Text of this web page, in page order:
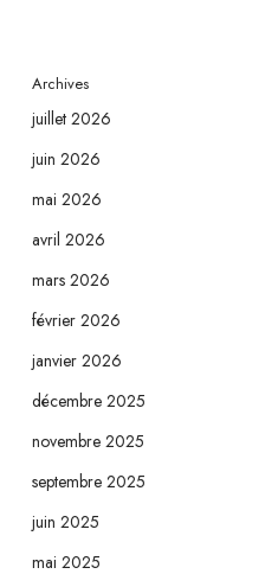
Archives
juillet 2026
juin 2026
mai 2026
avril 2026
mars 2026
février 2026
janvier 2026
décembre 2025
novembre 2025
septembre 2025
juin 2025
mai 2025